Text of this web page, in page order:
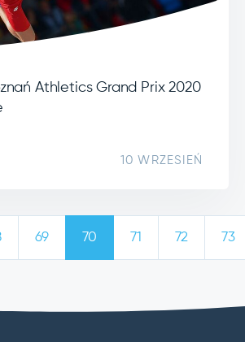
Athletics Grand Prix 2020
10 WRZESIEŃ
69 70 71 72 73